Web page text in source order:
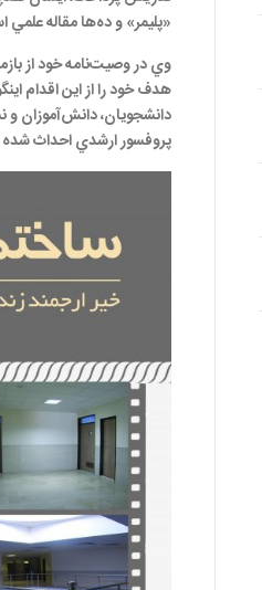
«پليمر»و ده‌ها مقاله
وي در وصيت‌نامه خود از
هدف خود را از اين اقدام
دانشجويان، دانش‌آموزان
پروفسور ارشدي احداث